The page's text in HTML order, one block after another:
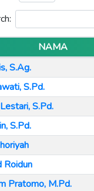
NAMA
S.Ag.
S.Pd.
S.Pd.
S.Pd.
Roidun
Pratomo, M.Pd.